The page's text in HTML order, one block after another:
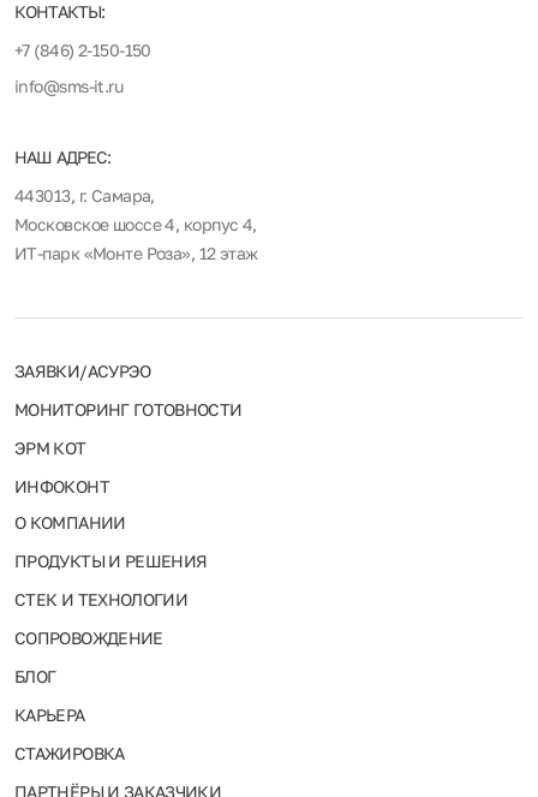
КОНТАКТЫ:
+7 (846) 2-150-150
info@sms-it.ru
НАШ АДРЕС:
443013, г. Самара,
Московское шоссе 4, корпус 4,
ИТ-парк «Монте Роза», 12 этаж
ЗАЯВКИ/АСУРЭО
МОНИТОРИНГ ГОТОВНОСТИ
ЭРМ КОТ
ИНФОКОНТ
О КОМПАНИИ
ПРОДУКТЫ И РЕШЕНИЯ
СТЕК И ТЕХНОЛОГИИ
СОПРОВОЖДЕНИЕ
БЛОГ
КАРЬЕРА
СТАЖИРОВКА
ПАРТНЁРЫ И ЗАКАЗЧИКИ